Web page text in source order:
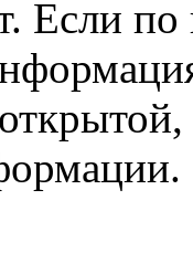
Если